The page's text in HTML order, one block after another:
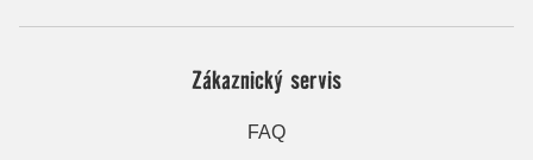
Zákaznický servis
FAQ